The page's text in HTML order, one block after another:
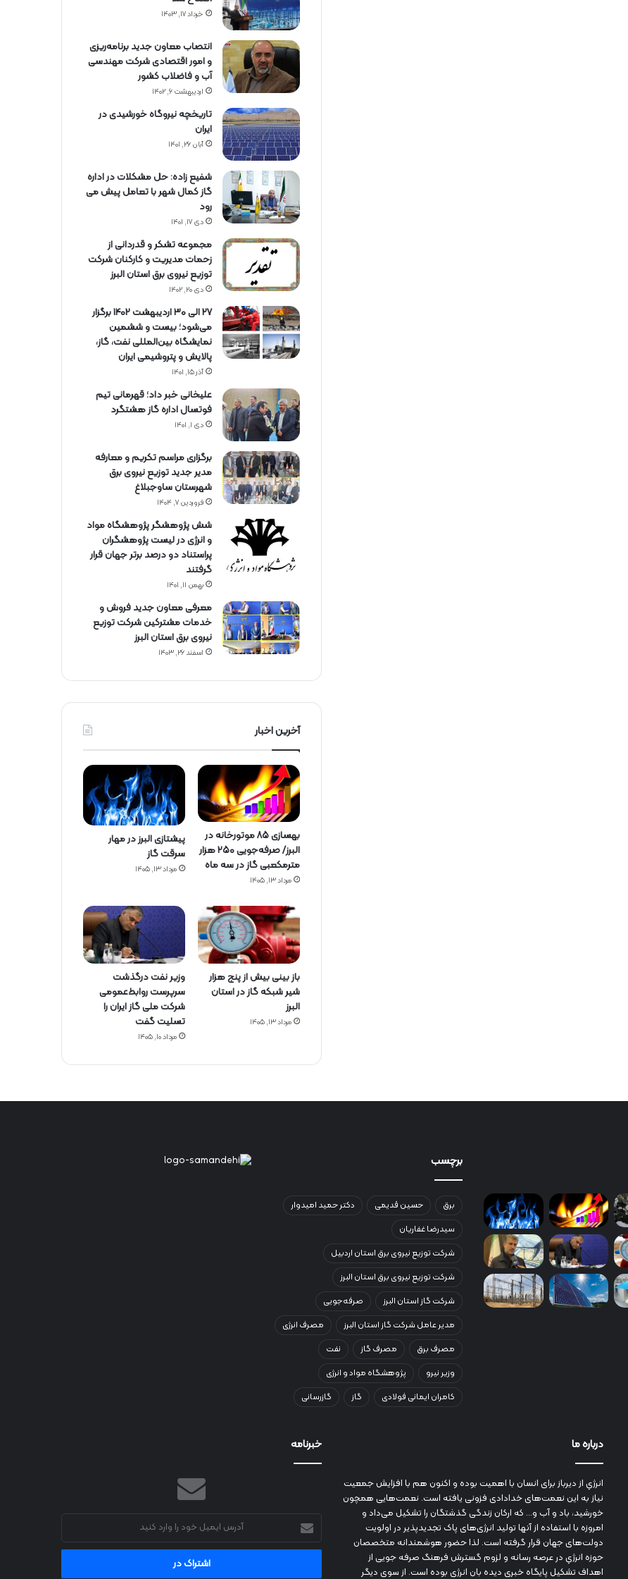
خرداد ۱۷, ۱۴۰۳
انتصاب معاون جدید برنامه‌ریزی
و امور اقتصادی شرکت مهندسی
آب و فاضلاب کشور
اردیبهشت ۶, ۱۴۰۲
تاریخچه نیروگاه خورشیدی در
ایران
آبان ۲۶, ۱۴۰۱
شفیع زاده: حل مشکلات در اداره
گاز کمال شهر با تعامل پیش می
رود
دی ۱۷, ۱۴۰۱
مجموعه تشکر و قدردانی از
زحمات مدیریت و کارکنان شرکت
توزیع نیروی برق استان البرز
دی ۲۰, ۱۴۰۲
27 الی 30 اردیبهشت 1402 برگزار
می‌شود؛ بیست و ششمین
نمایشگاه بین‌المللی نفت، گاز،
پالایش و پتروشیمی ایران
آذر ۱۵, ۱۴۰۱
علیخانی خبر داد؛ قهرمانی تیم
فوتسال اداره گاز هشتگرد
دی ۱, ۱۴۰۱
برگزاری مراسم تكریم و معارفه
مدیر جدید توزیع نیروی برق
شهرستان ساوجبلاغ
فروردین ۷, ۱۴۰۴
شش پژوهشگر پژوهشگاه مواد
و انرژی در لیست پژوهشگران
پراستناد دو درصد برتر جهان قرار
گرفتند
بهمن ۱۱, ۱۴۰۱
معرفی معاون جدید فروش و
خدمات مشتركین شركت توزیع
نیروی برق استان البرز
اسفند ۲۶, ۱۴۰۳
آخرین اخبار
بهسازی ۸۵ موتورخانه در
البرز/ صرفه‌جویی ۲۵۰ هزار
مترمکعبی گاز در سه ماه
مرداد ۱۳, ۱۴۰۵
پیشتازی البرز در مهار
سرقت گاز
مرداد ۱۳, ۱۴۰۵
باز بینی بیش از پنج هزار
شیر شبکه گاز در استان
البرز
مرداد ۱۳, ۱۴۰۵
وزیر نفت درگذشت
سرپرست روابط‌عمومی
شرکت ملی گاز ایران را
تسلیت گفت
مرداد ۱۰, ۱۴۰۵
برچسب
برق حسین قدیمی
دکتر حمید امیدوار
سیدرضا غفاریان
شرکت توزیع نیروی برق استان اردبیل
شرکت توزیع نیروی برق استان البرز
شرکت گاز استان البرز
صرفه‌جویی
مدیر عامل شرکت گاز استان البرز
مصرف انرژی
مصرف برق
مصرف گاز
نفت
وزیر نیرو
پژوهشگاه مواد و انرژی
کامران ایمانی فولادی
گاز گازرسانی
درباره ما
انرژي‌ از دیرباز برای انسان با اهمیت بوده و اکنون هم با افزایش جمعیت
نیاز به این نعمت‌های خدادادی فزونی یافته است. نعمت‌هایی همچون
خورشید، باد و آب و... که ارکان زندگی گذشتگان را تشکیل می‌داد و
امروزه با استفاده از آنها تولید انرژی‌های پاک تجدیدپذیر در اولویت
دولت‌های جهان قرار گرفته است. لذا حضور هوشمندانه متخصصان
حوزه انرژي در عرصه رسانه و لزوم گسترش فرهنگ صرفه جویی از
اهداف تشکیل پایگاه خبری دیده بان انرژی بوده است. از سوی دیگر
خبرنامه
آدرس
ایمیل
خود